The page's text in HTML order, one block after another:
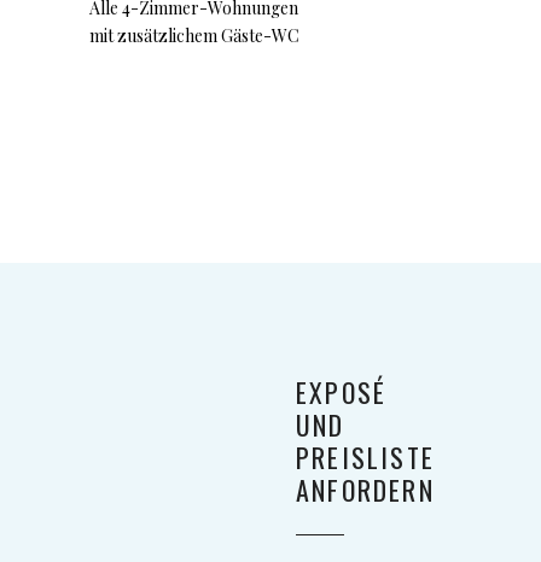
Alle 4-Zimmer-Wohnungen
mit zusätzlichem Gäste-WC
EXPOSÉ
UND
PREISLISTE
ANFORDERN